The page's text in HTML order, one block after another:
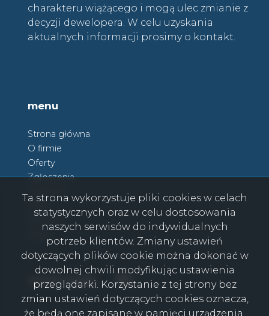
charakteru wiążącego i mogą ulec zmianie z
decyzji dewelopera. W celu uzyskania
aktualnych informacji prosimy o kontakt.
menu
Strona główna
O firmie
Oferty
Zgłoszenia
Kontakt
social media Facebook
Facebook
Ta strona wykorzystuje pliki cookies w celach
statystycznych oraz w celu dostosowania
naszych serwisów do indywidualnych
potrzeb klientów. Zmiany ustawień
dotyczących plików cookie można dokonać w
dowolnej chwili modyfikując ustawienia
przeglądarki. Korzystanie z tej strony bez
zmian ustawień dotyczących cookies oznacza,
że będą one zapisane w pamięci urządzenia.